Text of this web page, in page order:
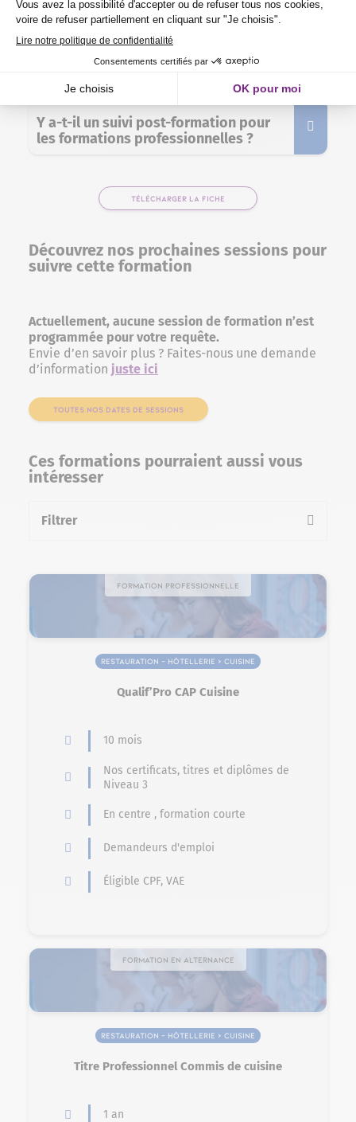
Combien de temps dure une
formation professionnelle chez
Purple Campus ?
Y a-t-il un suivi post-formation pour
les formations professionnelles ?
TÉLÉCHARGER LA FICHE
Découvrez nos prochaines sessions pour
suivre cette formation
Actuellement, aucune session de formation n’est
programmée pour votre requête.
Envie d’en savoir plus ? Faites-nous une demande
d’information juste ici
TOUTES NOS DATES DE SESSIONS
Ces formations pourraient aussi vous
intéresser
Filtrer
Formation professionnelle
Restauration – Hôtellerie > Cuisine
Qualif’Pro CAP Cuisine
10 mois
Nos certificats, titres et diplômes de
Niveau 3
En centre , formation courte
Demandeurs d'emploi
Éligible CPF, VAE
Formation en alternance
Restauration – Hôtellerie > Cuisine
Titre Professionnel Commis de cuisine
1 an